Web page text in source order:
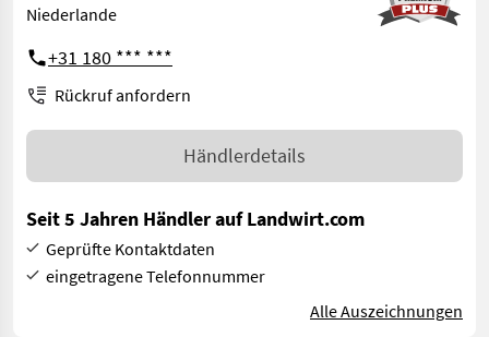
Niederlande
+31 180 *** ***
Rückruf anfordern
Händlerdetails
Seit 5 Jahren Händler auf Landwirt.com
Geprüfte Kontaktdaten
eingetragene Telefonnummer
Alle Auszeichnungen